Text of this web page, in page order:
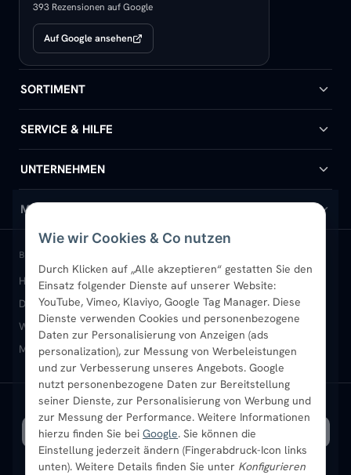
Wie wir Cookies & Co nutzen
Durch Klicken auf „Alle akzeptieren“ gestatten Sie den
Einsatz folgender Dienste auf unserer Website:
YouTube, Vimeo, Klaviyo, Google Tag Manager. Diese
Dienste verwenden Cookies und personenbezogene
Daten zur Personalisierung von Anzeigen (ads
personalization), zur Messung von Werbeleistungen
und zur Verbesserung unseres Angebots. Google
nutzt personenbezogene Daten zur Bereitstellung
seiner Dienste, zur Personalisierung von Werbung und
zur Messung der Performance. Weitere Informationen
hierzu finden Sie bei Google. Sie können die
Einstellung jederzeit ändern (Fingerabdruck-Icon links
unten). Weitere Details finden Sie unter Konfigurieren
393 Rezensionen auf Google
Auf Google ansehen
SORTIMENT
Badheizkörper
Handtuchheizkörper
Design-Heizkörper
Paneelheizkörper
Vertikal-Heizkörper
Heizkörper-Zubehör
SERVICE & HILFE
Hilfe & Kontakt
Versand & Lieferung
Rückgabe & Widerruf
Garantie & Gewährleistung
Montageservice vor Ort
Sendung verfolgen
UNTERNEHMEN
Wir über uns
Standort & Abholung Jüchen
B2B-Kunden
Karriere
Ratgeber
Bestpreisgarantie
MEIN KONTO
Anmelden / Mein Konto
Merkliste
Newsletter
Aktuelle Angebote
BELIEBTE KATEGORIEN
Heizkörper kaufenBadheizkörperHandtuchheizkörper
Design-HeizkörperPaneelheizkörperVertikal-Heizkörper
Wandheizkörper Wohnraum-Heizkörper Badheizkörper Schwarz
Mischbetrieb-HeizkörperHeizkörper-ZubehörAktuelle Angebote
VERSAND MIT